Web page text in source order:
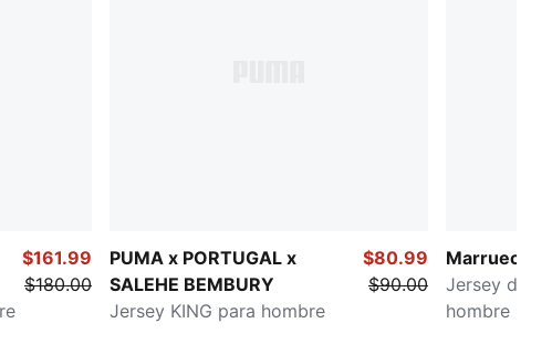
$161.99
$180.00
PUMA x PORTUGAL x
SALEHE BEMBURY
Jersey KING para hombre
$80.99
$90.00
Marruecos
Jersey de
hombre